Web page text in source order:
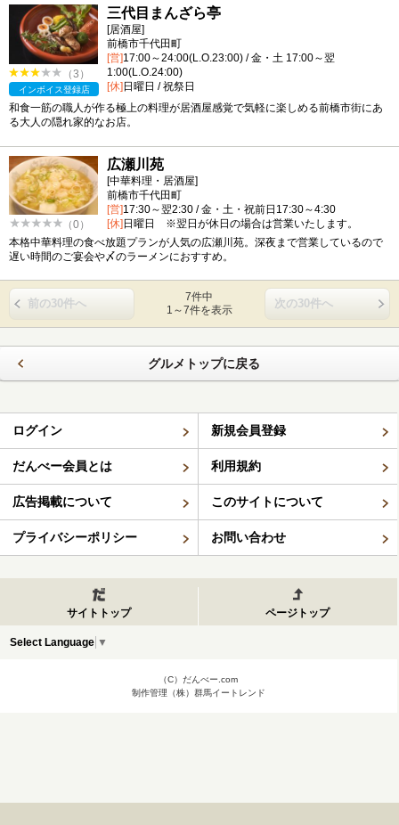
（3）
インボイス登録店
三代目まんざら亭
[居酒屋]
前橋市千代田町
[営]17:00～24:00(L.O.23:00) / 金・土 17:00～翌
1:00(L.O.24:00)
[休] 日曜日 / 祝祭日
和食一筋の職人が作る極上の料理が居酒屋感覚で気軽に楽しめる前橋市街にあ
る大人の隠れ家的なお店。
（0）
広瀬川苑
[中華料理・居酒屋]
前橋市千代田町
[営]17:30～翌2:30 / 金・土・祝前日17:30～4:30
[休]日曜日 ※翌日が休日の場合は営業いたします。
本格中華料理の食べ放題プランが人気の広瀬川苑。深夜まで営業しているので
遅い時間のご宴会や〆のラーメンにおすすめ。
前の30件へ
7件中
1～7件を表示
次の30件へ
グルメトップに戻る
ログイン 新規会員登録
だんべー会員とは 利用規約
広告掲載について このサイトについて
プライバシーポリシー お問い合わせ
サイトトップ ページトップ
Select Language ▼
（C）だんべー.com
制作管理（株）群馬イートレンド